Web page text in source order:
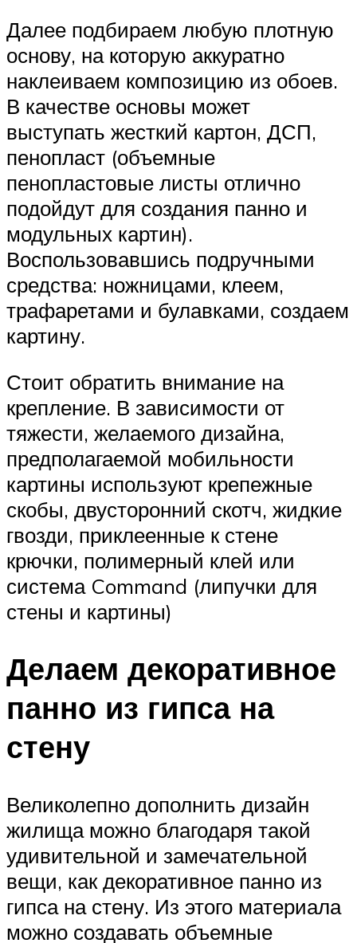
Далее подбираем любую плотную
основу, на которую аккуратно
наклеиваем композицию из обоев.
В качестве основы может
выступать жесткий картон, ДСП,
пенопласт (объемные
пенопластовые листы отлично
подойдут для создания панно и
модульных картин).
Воспользовавшись подручными
средства: ножницами, клеем,
трафаретами и булавками, создаем
картину.
Стоит обратить внимание на
крепление. В зависимости от
тяжести, желаемого дизайна,
предполагаемой мобильности
картины используют крепежные
скобы, двусторонний скотч, жидкие
гвозди, приклеенные к стене
крючки, полимерный клей или
система Command (липучки для
стены и картины)
Делаем декоративное
панно из гипса на
стену
Великолепно дополнить дизайн
жилища можно благодаря такой
удивительной и замечательной
вещи, как декоративное панно из
гипса на стену. Из этого материала
можно создавать объемные